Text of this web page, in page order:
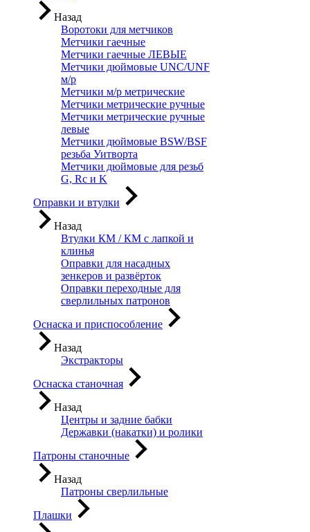
Назад
Воротоки для метчиков
Метчики гаечные
Метчики гаечные ЛЕВЫЕ
Метчики дюймовые UNC/UNF
м/р
Метчики м/р метрические
Метчики метрические ручные
Метчики метрические ручные
левые
Метчики дюймовые BSW/BSF
резьба Уитворта
Метчики дюймовые для резьб
G, Rc и K
Оправки и втулки
Назад
Втулки КМ / КМ с лапкой и
клинья
Оправки для насадных
зенкеров и развёрток
Оправки переходные для
сверлильных патронов
Оснаска и приспособление
Назад
Экстракторы
Оснаска станочная
Назад
Центры и задние бабки
Державки (накатки) и ролики
Патроны станочные
Назад
Патроны сверлильные
Плашки